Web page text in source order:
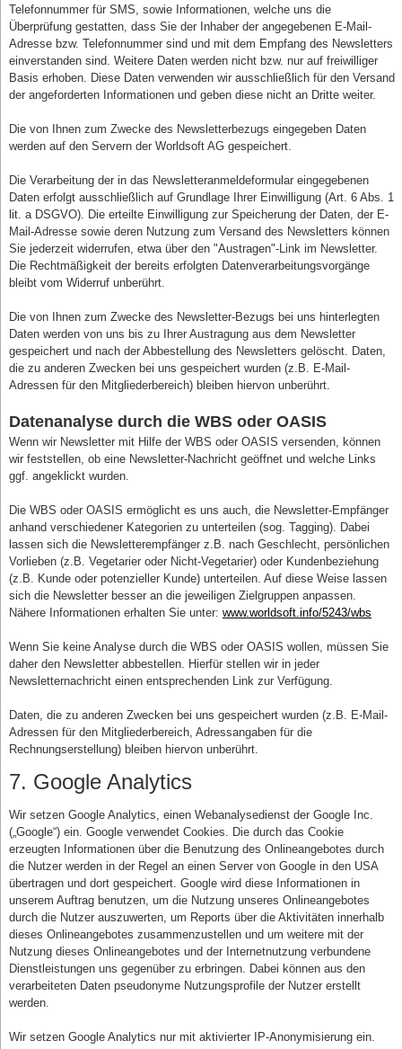
Telefonnummer für SMS, sowie Informationen, welche uns die
Überprüfung gestatten, dass Sie der Inhaber der angegebenen E-Mail-
Adresse bzw. Telefonnummer sind und mit dem Empfang des Newsletters
einverstanden sind. Weitere Daten werden nicht bzw. nur auf freiwilliger
Basis erhoben. Diese Daten verwenden wir ausschließlich für den Versand
der angeforderten Informationen und geben diese nicht an Dritte weiter.
Die von Ihnen zum Zwecke des Newsletterbezugs eingegeben Daten
werden auf den Servern der Worldsoft AG gespeichert.
Die Verarbeitung der in das Newsletteranmeldeformular eingegebenen
Daten erfolgt ausschließlich auf Grundlage Ihrer Einwilligung (Art. 6 Abs. 1
lit. a DSGVO). Die erteilte Einwilligung zur Speicherung der Daten, der E-
Mail-Adresse sowie deren Nutzung zum Versand des Newsletters können
Sie jederzeit widerrufen, etwa über den "Austragen"-Link im Newsletter.
Die Rechtmäßigkeit der bereits erfolgten Datenverarbeitungsvorgänge
bleibt vom Widerruf unberührt.
Die von Ihnen zum Zwecke des Newsletter-Bezugs bei uns hinterlegten
Daten werden von uns bis zu Ihrer Austragung aus dem Newsletter
gespeichert und nach der Abbestellung des Newsletters gelöscht. Daten,
die zu anderen Zwecken bei uns gespeichert wurden (z.B. E-Mail-
Adressen für den Mitgliederbereich) bleiben hiervon unberührt.
Datenanalyse durch die WBS oder OASIS
Wenn wir Newsletter mit Hilfe der WBS oder OASIS versenden, können
wir feststellen, ob eine Newsletter-Nachricht geöffnet und welche Links
ggf. angeklickt wurden.
Die WBS oder OASIS ermöglicht es uns auch, die Newsletter-Empfänger
anhand verschiedener Kategorien zu unterteilen (sog. Tagging). Dabei
lassen sich die Newsletterempfänger z.B. nach Geschlecht, persönlichen
Vorlieben (z.B. Vegetarier oder Nicht-Vegetarier) oder Kundenbeziehung
(z.B. Kunde oder potenzieller Kunde) unterteilen. Auf diese Weise lassen
sich die Newsletter besser an die jeweiligen Zielgruppen anpassen.
Nähere Informationen erhalten Sie unter: www.worldsoft.info/5243/wbs
Wenn Sie keine Analyse durch die WBS oder OASIS wollen, müssen Sie
daher den Newsletter abbestellen. Hierfür stellen wir in jeder
Newsletternachricht einen entsprechenden Link zur Verfügung.
Daten, die zu anderen Zwecken bei uns gespeichert wurden (z.B. E-Mail-
Adressen für den Mitgliederbereich, Adressangaben für die
Rechnungserstellung) bleiben hiervon unberührt.
7. Google Analytics
Wir setzen Google Analytics, einen Webanalysedienst der Google Inc.
(„Google“) ein. Google verwendet Cookies. Die durch das Cookie
erzeugten Informationen über die Benutzung des Onlineangebotes durch
die Nutzer werden in der Regel an einen Server von Google in den USA
übertragen und dort gespeichert. Google wird diese Informationen in
unserem Auftrag benutzen, um die Nutzung unseres Onlineangebotes
durch die Nutzer auszuwerten, um Reports über die Aktivitäten innerhalb
dieses Onlineangebotes zusammenzustellen und um weitere mit der
Nutzung dieses Onlineangebotes und der Internetnutzung verbundene
Dienstleistungen uns gegenüber zu erbringen. Dabei können aus den
verarbeiteten Daten pseudonyme Nutzungsprofile der Nutzer erstellt
werden.
Wir setzen Google Analytics nur mit aktivierter IP-Anonymisierung ein.